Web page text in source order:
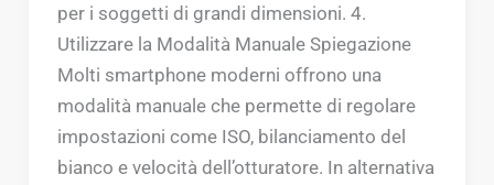
per i soggetti di grandi dimensioni. 4.
Utilizzare la Modalità Manuale Spiegazione
Molti smartphone moderni offrono una
modalità manuale che permette di regolare
impostazioni come ISO, bilanciamento del
bianco e velocità dell’otturatore. In alternativa